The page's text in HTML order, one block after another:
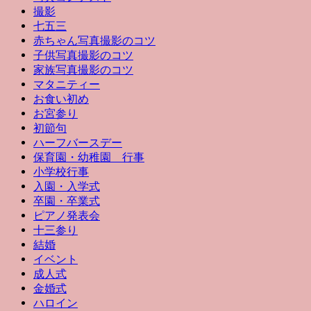
撮影
七五三
赤ちゃん写真撮影のコツ
子供写真撮影のコツ
家族写真撮影のコツ
マタニティー
お食い初め
お宮参り
初節句
ハーフバースデー
保育園・幼稚園 行事
小学校行事
入園・入学式
卒園・卒業式
ピアノ発表会
十三参り
結婚
イベント
成人式
金婚式
ハロイン